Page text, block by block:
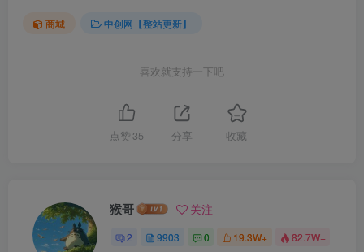
商城 中创网【整站更新】
喜欢就支持一下吧
点赞 35 分享 收藏
猴哥 关注
2 9903 0 19.3W+ 82.7W+